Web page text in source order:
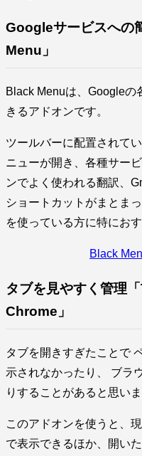
Googleサービスへの
Menu」
Black Menuは、Googleの
きるアドオンです。
ツールバーに配置されて
ニューが開き、各種サー
ンでよく使われる翻訳、
ショートカットがまとま
を使っている方に特におす
Black
タブを見やすく管理
Chrome」
タブを開きすぎたことで
示されなかったり、 ブラ
りすることがあると思いま
このアドオンを使うと、
で表示できるほか、開い